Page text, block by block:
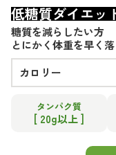
低糖質ダイエッ
糖質を減らしたい方
とにかく体重を早く
カロリー
タンパク質
[ 20g以上 ]